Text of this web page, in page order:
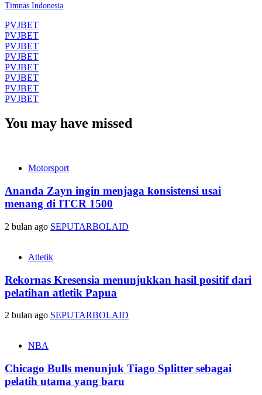
Timnas Indonesia
PVJBET
PVJBET
PVJBET
PVJBET
PVJBET
PVJBET
PVJBET
PVJBET
You may have missed
Motorsport
Ananda Zayn ingin menjaga konsistensi usai
menang di ITCR 1500
2 bulan ago SEPUTARBOLAID
Atletik
Rekornas Kresensia menunjukkan hasil positif dari
pelatihan atletik Papua
2 bulan ago SEPUTARBOLAID
NBA
Chicago Bulls menunjuk Tiago Splitter sebagai
pelatih utama yang baru